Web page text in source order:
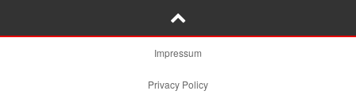
Impressum
Privacy Policy